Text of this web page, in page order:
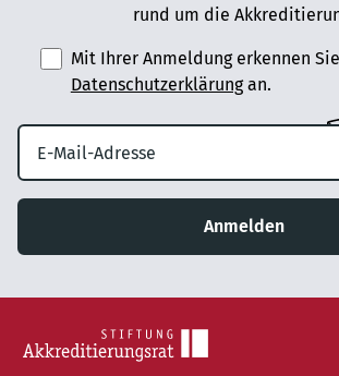
rund um die
Mit Ihrer Anmeldung erkennen
Datenschutzerklärungan.
Anmelden